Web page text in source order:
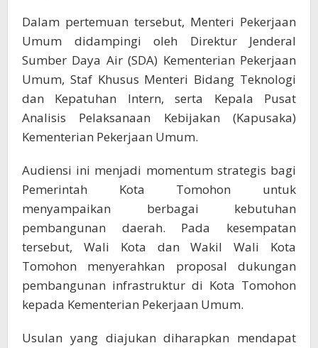
Dalam pertemuan tersebut, Menteri Pekerjaan
Umum didampingi oleh Direktur Jenderal
Sumber Daya Air (SDA) Kementerian Pekerjaan
Umum, Staf Khusus Menteri Bidang Teknologi
dan Kepatuhan Intern, serta Kepala Pusat
Analisis Pelaksanaan Kebijakan (Kapusaka)
Kementerian Pekerjaan Umum.
Audiensi ini menjadi momentum strategis bagi
Pemerintah Kota Tomohon untuk
menyampaikan berbagai kebutuhan
pembangunan daerah. Pada kesempatan
tersebut, Wali Kota dan Wakil Wali Kota
Tomohon menyerahkan proposal dukungan
pembangunan infrastruktur di Kota Tomohon
kepada Kementerian Pekerjaan Umum.
Usulan yang diajukan diharapkan mendapat